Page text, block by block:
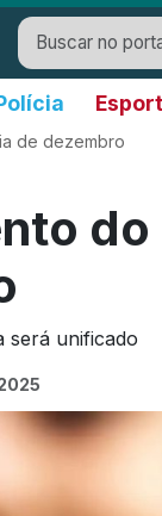
de dezembro
do
será unificado